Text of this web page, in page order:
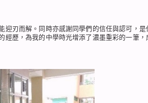
迎刃而解。同時亦感謝同學們的信任與認可，是
經歷，為我的中學時光增添了濃墨重彩的一筆，